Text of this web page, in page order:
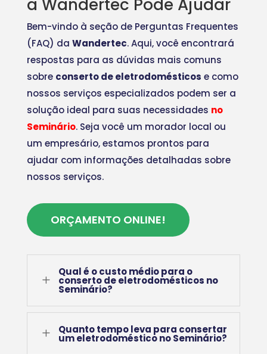
a Wandertec Pode Ajudar
Bem-vindo à seção de Perguntas Frequentes
(FAQ) da Wandertec. Aqui, você encontrará
respostas para as dúvidas mais comuns
sobre conserto de eletrodomésticos e como
nossos serviços especializados podem ser a
solução ideal para suas necessidades no
Seminário. Seja você um morador local ou
um empresário, estamos prontos para
ajudar com informações detalhadas sobre
nossos serviços.
ORÇAMENTO ONLINE!
L
Qual é o custo médio para o
conserto de eletrodomésticos no
Seminário?
L Quanto tempo leva para consertar
um eletrodoméstico no Seminário?